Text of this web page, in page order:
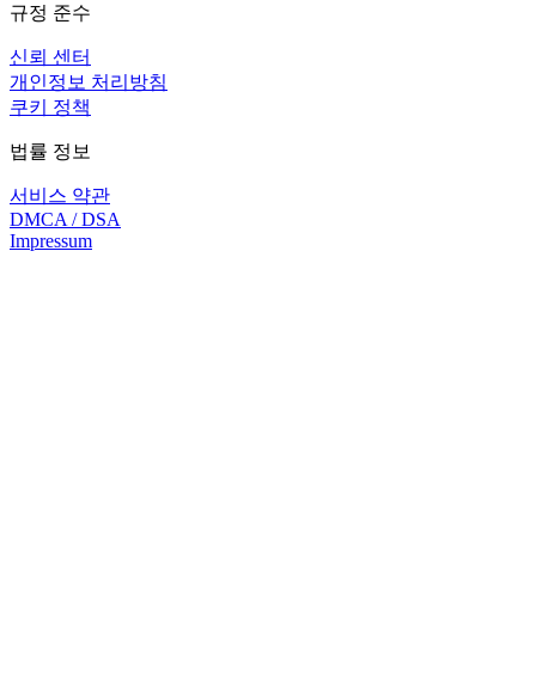
규정 준수
신뢰 센터
개인정보 처리방침
쿠키 정책
법률 정보
서비스 약관
DMCA / DSA
Impressum